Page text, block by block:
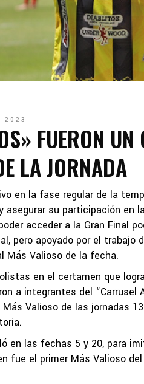
2023
FUERON UN
LA JORNADA
en la fase regular de la
su participación en
acceder a la Gran Final
pero apoyado por el
Más Valioso de la fecha.
en el certamen que
a integrantes del “Carrusel
Valioso de las jornadas
en las fechas 5 y 20, para
fue el primer Más Valioso